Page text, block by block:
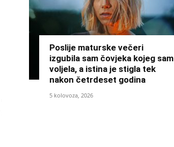
Poslije maturske večeri
izgubila sam čovjeka kojeg sam
voljela, a istina je stigla tek
nakon četrdeset godina
5 kolovoza, 2026